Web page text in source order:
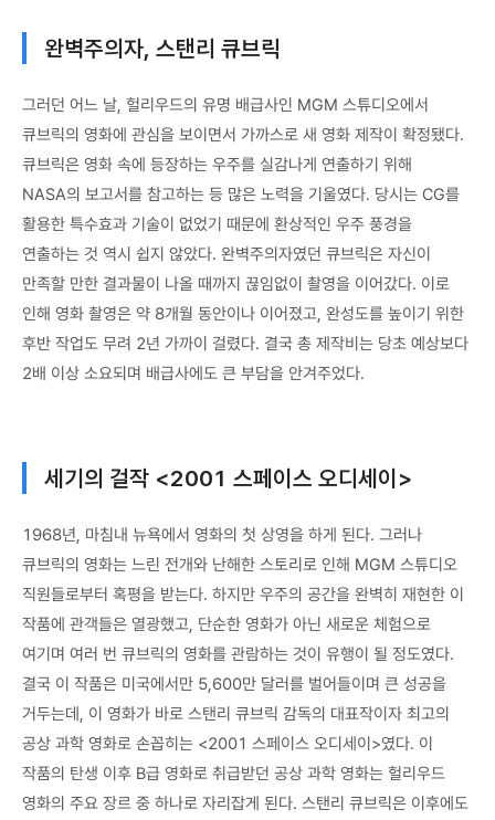
완벽주의자, 스탠리 큐브릭
그러던 어느 날, 헐리우드의 유명 배급사인 MGM 스튜디오에서
큐브릭의 영화에 관심을 보이면서 가까스로 새 영화 제작이 확정됐다.
큐브릭은 영화 속에 등장하는 우주를 실감나게 연출하기 위해
NASA의 보고서를 참고하는 등 많은 노력을 기울였다. 당시는 CG를
활용한 특수효과 기술이 없었기 때문에 환상적인 우주 풍경을
연출하는 것 역시 쉽지 않았다. 완벽주의자였던 큐브릭은 자신이
만족할 만한 결과물이 나올 때까지 끊임없이 촬영을 이어갔다. 이로
인해 영화 촬영은 약 8개월 동안이나 이어졌고, 완성도를 높이기 위한
후반 작업도 무려 2년 가까이 걸렸다. 결국 총 제작비는 당초 예상보다
2배 이상 소요되며 배급사에도 큰 부담을 안겨주었다.
세기의 걸작 <2001 스페이스 오디세이>
1968년, 마침내 뉴욕에서 영화의 첫 상영을 하게 된다. 그러나
큐브릭의 영화는 느린 전개와 난해한 스토리로 인해 MGM 스튜디오
직원들로부터 혹평을 받는다. 하지만 우주의 공간을 완벽히 재현한 이
작품에 관객들은 열광했고, 단순한 영화가 아닌 새로운 체험으로
여기며 여러 번 큐브릭의 영화를 관람하는 것이 유행이 될 정도였다.
결국 이 작품은 미국에서만 5,600만 달러를 벌어들이며 큰 성공을
거두는데, 이 영화가 바로 스탠리 큐브릭 감독의 대표작이자 최고의
공상 과학 영화로 손꼽히는 <2001 스페이스 오디세이>였다. 이
작품의 탄생 이후 B급 영화로 취급받던 공상 과학 영화는 헐리우드
영화의 주요 장르 중 하나로 자리잡게 된다. 스탠리 큐브릭은 이후에도